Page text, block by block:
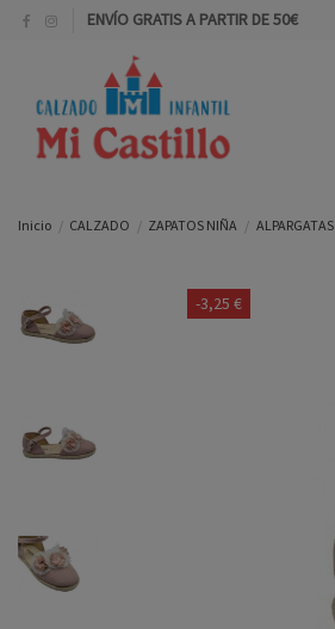
ENVÍO GRATIS A PARTIR DE 50€
Inicio CALZADO ZAPATOS NIÑA ALPARGATAS
-3,25 €